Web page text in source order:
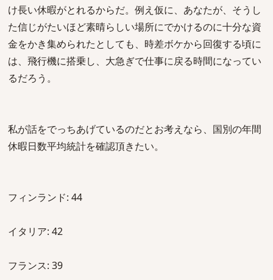
け長い休暇がとれるからだ。例え仮に、あなたが、そうし
た信じがたいほど素晴らしい場所にでかけるのに十分な資
金をかき集められたとしても、時差ボケから回復する頃に
は、飛行機に搭乗し、大急ぎで仕事に戻る時間になってい
るだろう。
私が話をでっちあげているのだとお考えなら、国別の年間
休暇日数平均統計を確認頂きたい。
フィンランド: 44
イタリア: 42
フランス: 39